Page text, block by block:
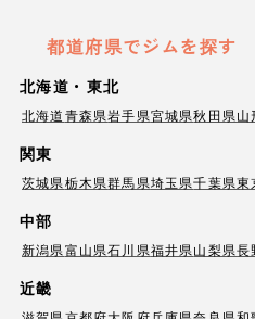
都道府県でジムを探す
北海道・東北
北海道青森県岩手県宮城県秋田県山
関東
茨城県栃木県群馬県埼玉県千葉県東
中部
新潟県富山県石川県福井県山梨県長
近畿